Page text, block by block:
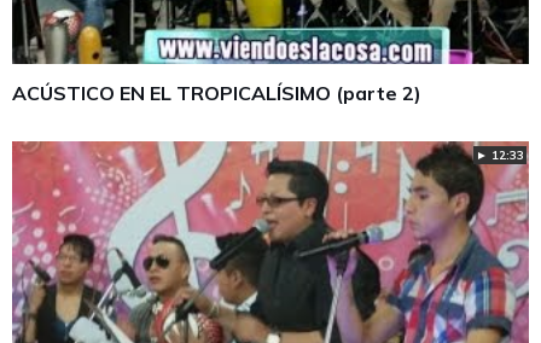
ACÚSTICO EN EL TROPICALÍSIMO (parte 2)
► 12:33